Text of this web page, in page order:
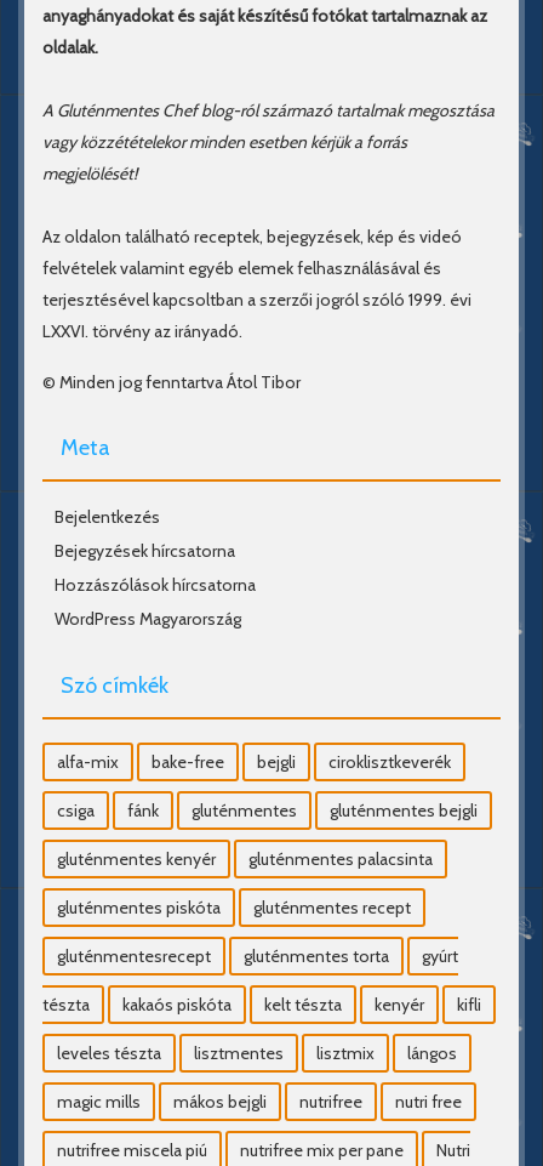
anyaghányadokat és saját készítésű fotókat tartalmaznak az
oldalak.
A Gluténmentes Chef blog-ról származó tartalmak megosztása
vagy közzétételekor minden esetben kérjük a forrás
megjelölését!
Az oldalon található receptek, bejegyzések, kép és videó
felvételek valamint egyéb elemek felhasználásával és
terjesztésével kapcsoltban a szerzői jogról szóló 1999. évi
LXXVI. törvény az irányadó.
© Minden jog fenntartva Átol Tibor
Meta
Bejelentkezés
Bejegyzések hírcsatorna
Hozzászólások hírcsatorna
WordPress Magyarország
Szó címkék
alfa-mix bake-free bejgli ciroklisztkeverék
csiga fánk gluténmentes gluténmentes bejgli
gluténmentes kenyér gluténmentes palacsinta
gluténmentes piskóta gluténmentes recept
gluténmentesrecept gluténmentes torta gyúrt
tészta kakaós piskóta kelt tészta kenyér kifli
leveles tészta lisztmentes lisztmix lángos
magic mills mákos bejgli nutrifree nutri free
nutrifree miscela piú nutrifree mix per pane Nutri